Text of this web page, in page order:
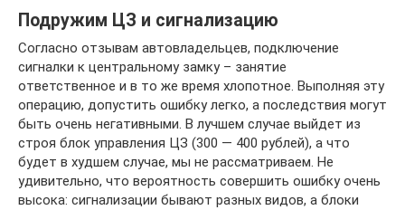
Подружим ЦЗ и сигнализацию
Согласно отзывам автовладельцев, подключение
сигналки к центральному замку – занятие
ответственное и в то же время хлопотное. Выполняя эту
операцию, допустить ошибку легко, а последствия могут
быть очень негативными. В лучшем случае выйдет из
строя блок управления ЦЗ (300 — 400 рублей), а что
будет в худшем случае, мы не рассматриваем. Не
удивительно, что вероятность совершить ошибку очень
высока: сигнализации бывают разных видов, а блоки